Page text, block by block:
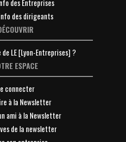
des dirigeants
LE [Lyon-Entreprises] ?
ESPACE
connecter
à la Newsletter
ami à la Newsletter
de la newsletter
son entreprise